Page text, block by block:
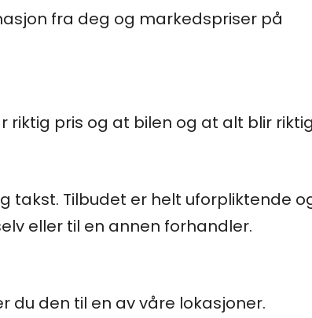
fra deg og markedspriser på
pris og at bilen og at alt blir
takst. Tilbudet er helt uforpliktende
eller til en annen forhandler.
du den til en av våre lokasjoner.